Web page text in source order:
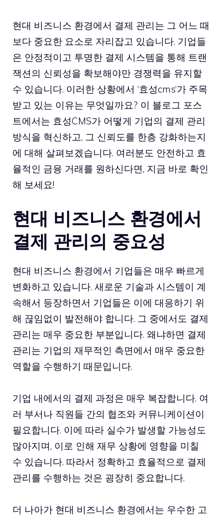
현대 비즈니스 환경에서 결제 관리는 그 어느 때
보다 중요한 요소로 자리잡고 있습니다. 기업들
은 안정적이고 투명한 결제 시스템을 통해 트랜
잭션의 신뢰성을 확보해야만 경쟁력을 유지할
수 있습니다. 이러한 상황에서 ‘효성cms‘가 주목
받고 있는 이유는 무엇일까요? 이 블로그 포스
트에서는 효성CMS가 어떻게 기업의 결제 관리
방식을 혁신하고, 그 신뢰도를 한층 강화하는지
에 대해 살펴보겠습니다. 여러분도 안전하고 효
율적인 금융 거래를 원하신다면, 지금 바로 확인
해 보세요!
현대 비즈니스 환경에서
결제 관리의 중요성
현대 비즈니스 환경에서 기업들은 매우 빠르게
변화하고 있습니다. 새로운 기술과 시스템이 계
속해서 등장하면서 기업들은 이에 대응하기 위
해 끊임없이 발전해야 합니다. 그 중에서도 결제
관리는 매우 중요한 부분입니다. 왜냐하면 결제
관리는 기업의 재무적인 측면에서 매우 중요한
역할을 수행하기 때문입니다.
기업 내에서의 결제 과정은 매우 복잡합니다. 여
러 부서나 직원들 간의 협조와 커뮤니케이션이
필요합니다. 이에 따라 실수가 발생할 가능성도
많아지며, 이로 인해 재무 상황에 영향을 미칠
수 있습니다. 따라서 정확하고 효율적으로 결제
관리를 수행하는 것은 굉장히 중요합니다.
더 나아가 현대 비즈니스 환경에서는 우수한 고